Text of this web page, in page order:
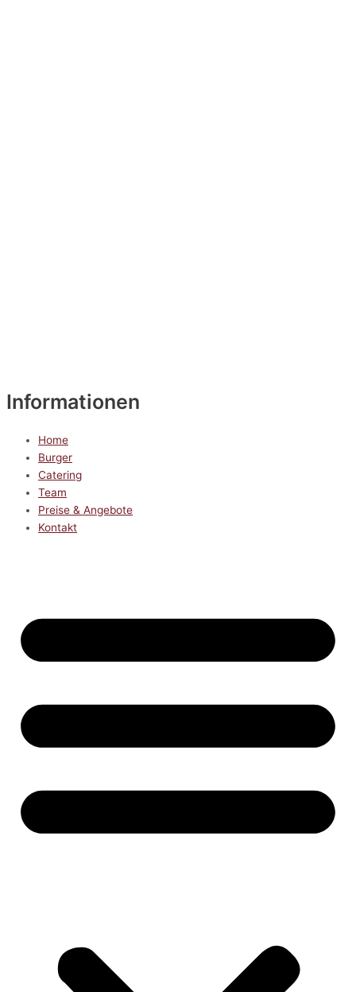
Informationen
Home
Burger
Catering
Team
Preise & Angebote
Kontakt